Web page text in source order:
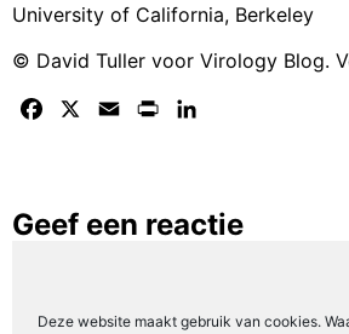
Deze website maakt gebruik van cookies.
University of California, Berkeley
© David Tuller voor Virology Blog.
Facebook Email Print
Geef een reactie